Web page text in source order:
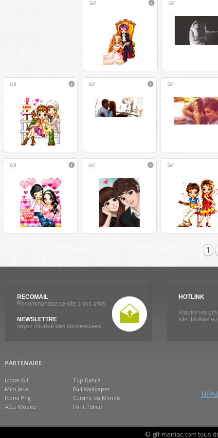
Gif Gif
Gif Gif Gif
Gif Gif Gif
1
RECOMAIL
Recommandez ce site a vos amis.
NEWSLETTRE
soyez informé des nouveautées.
HOTLINK
Ajouter les
site. Hotlink
PARTENAIRE
Icone Gif
Mini Jeux
Icone Png
Actu Mobile
Top Delire
Full Wallpaper
Cuisine du Monde
Font Police
© gif-maniac.com tous